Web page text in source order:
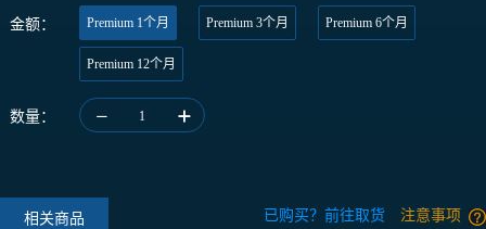
金额： Premium 1个月 Premium 3个月 Premium 6个月
Premium 12个月
数量： 1
相关商品 已购买？前往取货 注意事项